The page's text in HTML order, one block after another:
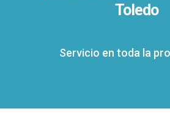
Toledo
Servicio en toda la